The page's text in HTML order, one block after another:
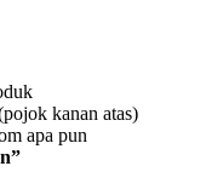
kanan atas)
apa pun